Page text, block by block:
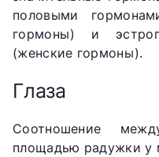
половыми
гормоны) и
(женские гормоны).
Глаза
Соотношение
площадью радужки у